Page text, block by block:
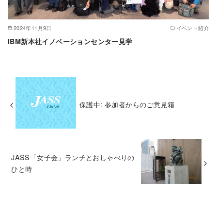
2024年11月9日 イベント紹介
IBM新本社イノベーションセンター見学
保護中: 参加者からのご意見箱
JASS「女子会」ランチとおしゃべりの
ひと時